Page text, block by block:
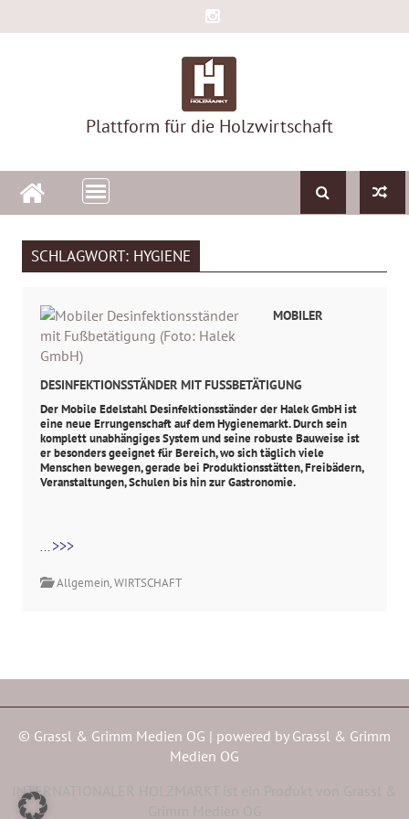
to
Plattform für die Holzwirtschaft
SCHLAGWORT: HYGIENE
MOBILER
DESINFEKTIONSSTÄNDER MIT FUSSBETÄTIGUNG
Der Mobile Edelstahl Desinfektionsständer der Halek GmbH ist
eine neue Errungenschaft auf dem Hygienemarkt. Durch sein
komplett unabhängiges System und seine robuste Bauweise ist
er besonders geeignet für Bereich, wo sich täglich viele
Menschen bewegen, gerade bei Produktionsstätten, Freibädern,
Veranstaltungen, Schulen bis hin zur Gastronomie.
... >>>
Allgemein,WIRTSCHAFT
© Grassl & Grimm Medien OG | powered by Grassl & Grimm
Medien OG
INTERNATIONALER HOLZMARKT ist ein Produkt von Grassl &